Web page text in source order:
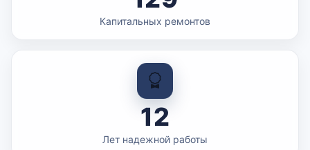
Капитальных ремонтов
12
Лет надежной работы